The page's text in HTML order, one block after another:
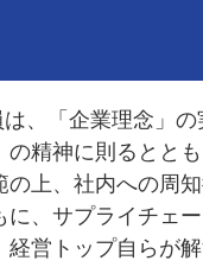
、「企業理念」
精神に則るとと
上、社内への周
、サプライチェ
営トップ自らが